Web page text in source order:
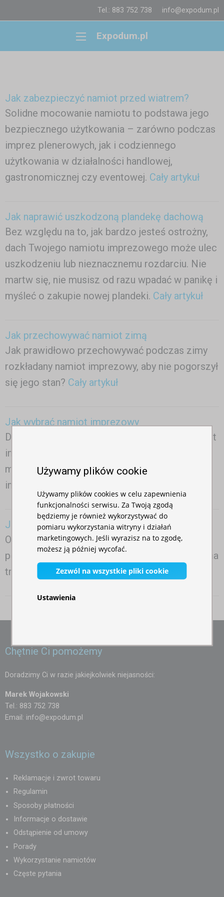
Tel.: 883 752 738 info@expodum.pl
Expodum.pl
Jak zabezpieczyć namiot przed wiatrem?
Solidne mocowanie namiotu to podstawa jego
bezpiecznego użytkowania – zarówno podczas
imprez plenerowych, jak i codziennego
użytkowania w działalności handlowej,
gastronomicznej czy eventowej. Cały artykuł
Jak naprawić uszkodzoną plandekę dachową
Bez względu na to, jak bardzo jesteś ostrożny,
dach Twojego namiotu imprezowego może ulec
uszkodzeniu lub nieznacznemu rozdarciu. Nie
martw się, nie musisz od razu wpadać w panikę i
myśleć o zakupie nowej plandeki. Cały artykuł
Jak przechowywać namiot zimą
Jak prawidłowo przechowywać podczas zimy
rozkładany namiot imprezowy, aby nie pogorszył
się jego stan? Cały artykuł
Jak wybrać namiot imprezowy
Doradzimy, jak wybrać szybkorozkładany namiot
imprezowy. Zobacz podstawowe różnice
między różnymi rodzajami namiotów
imprezowych
Jak zakotwić namiot?
Odpowiedzi dotyczące kotwienia na twardych
powierzchniach, takich jak asfalt lub beton lub na
trawniku.
Cały artykuł
Chętnie Ci pomożemy
Doradzimy Ci w razie jakiejkolwiek niejasności:
Marek Wojakowski
Tel.: 883 752 738
Email: info@expodum.pl
Wszystko o zakupie
Reklamacje i zwrot towaru
Regulamin
Sposoby płatności
Informacje o dostawie
Odstąpienie od umowy
Porady
Wykorzystanie namiotów
Częste pytania
Używamy plików cookie
Używamy plików cookies w celu zapewnienia
funkcjonalności serwisu. Za Twoją zgodą
będziemy je również wykorzystywać do
pomiaru wykorzystania witryny i działań
marketingowych. Jeśli wyrazisz na to zgodę,
możesz ją później wycofać.
Zezwól na wszystkie pliki cookie
Ustawienia